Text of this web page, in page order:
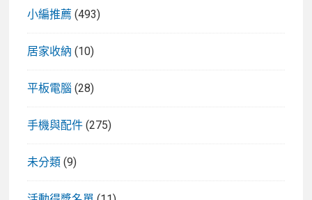
小編推薦 (493)
居家收納 (10)
平板電腦 (28)
手機與配件 (275)
未分類 (9)